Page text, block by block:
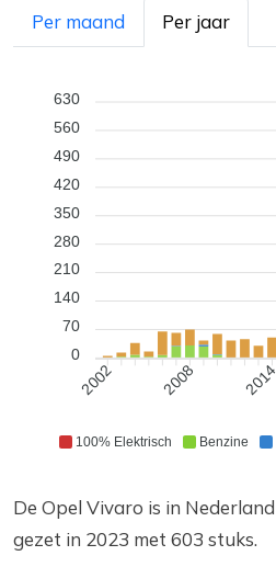
Per maand Per jaar
100% Elektrisch Benzine
630
560
490
420
350
280
210
140
70
0
2002 2008 2014
De Opel Vivaro is in
gezet in 2023 met 603 stuks.